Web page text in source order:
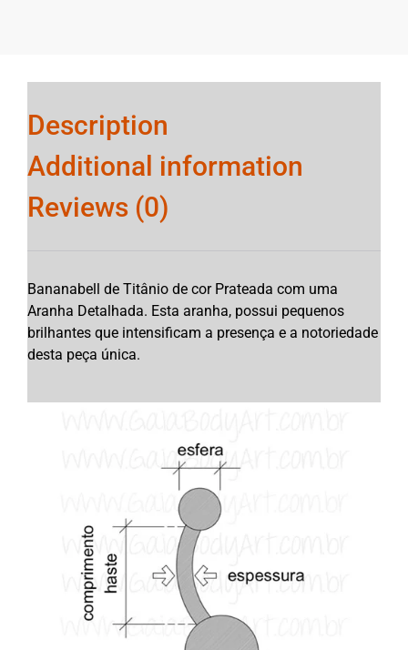
Description
Additional information
Reviews (0)
Bananabell de Titânio de cor Prateada com uma
Aranha Detalhada. Esta aranha, possui pequenos
brilhantes que intensificam a presença e a notoriedade
desta peça única.